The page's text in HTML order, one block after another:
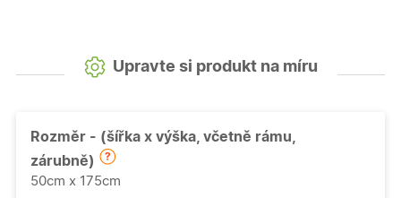
Upravte si produkt na míru
Rozměr - (šířka x výška, včetně rámu,
zárubně)
50cm x 175cm